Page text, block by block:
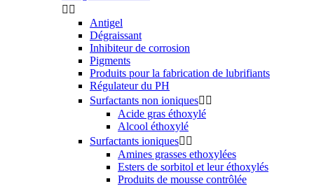
 
Antigel
Dégraissant
Inhibiteur de corrosion
Pigments
Produits pour la fabrication de lubrifiants
Régulateur du PH
Surfactants non ioniques 
Acide gras éthoxylé
Alcool éthoxylé
Surfactants ioniques 
Amines grasses ethoxylées
Esters de sorbitol et leur éthoxylés
Produits de mousse contrôlée